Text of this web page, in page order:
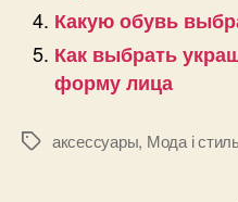
Какую обувь
Как выбрать
форму лица
Позначки
аксессуары, Мода і стиль